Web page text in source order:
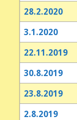
28.2.2020
3.1.2020
22.11.2019
30.8.2019
23.8.2019
2.8.2019